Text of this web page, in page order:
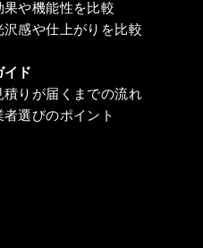
果や機能性を比較
沢感や仕上がりを比較
イド
積りが届くまでの流れ
者選びのポイント